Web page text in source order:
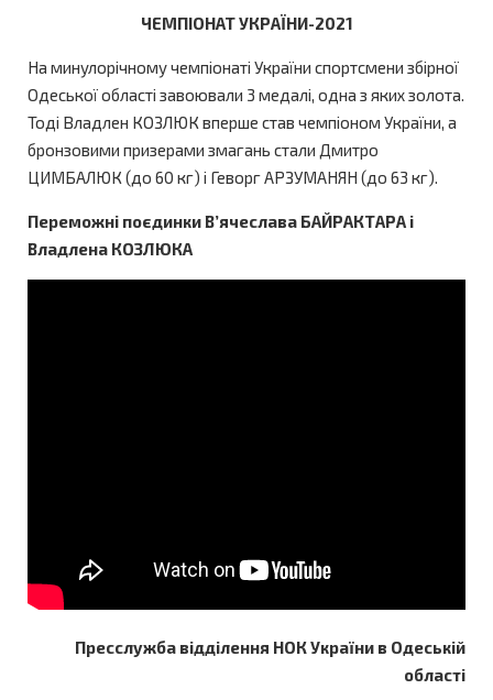
ЧЕМПІОНАТ УКРАЇНИ-2021
На минулорічному чемпіонаті України спортсмени збірної
Одеської області завоювали 3 медалі, одна з яких золота.
Тоді Владлен КОЗЛЮК вперше став чемпіоном України, а
бронзовими призерами змагань стали Дмитро
ЦИМБАЛЮК (до 60 кг) і Геворг АРЗУМАНЯН (до 63 кг).
Переможні поєдинки В’ячеслава БАЙРАКТАРА і
Владлена КОЗЛЮКА
Пресслужба відділення НОК України в Одеській
області